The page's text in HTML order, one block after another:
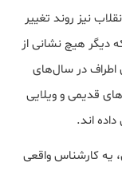
نیز روند تغییر
دیگر هیچ نشانی از
اطراف در سال‌های
قدیمی و ویلایی
اند.
یه کارشناس واقعی